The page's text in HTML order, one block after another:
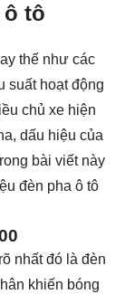
ô tô
thế như các
suất hoạt động
chủ xe hiện
dấu hiệu của
bài viết này
đèn pha ô tô
nhất đó là đèn
khiến bóng